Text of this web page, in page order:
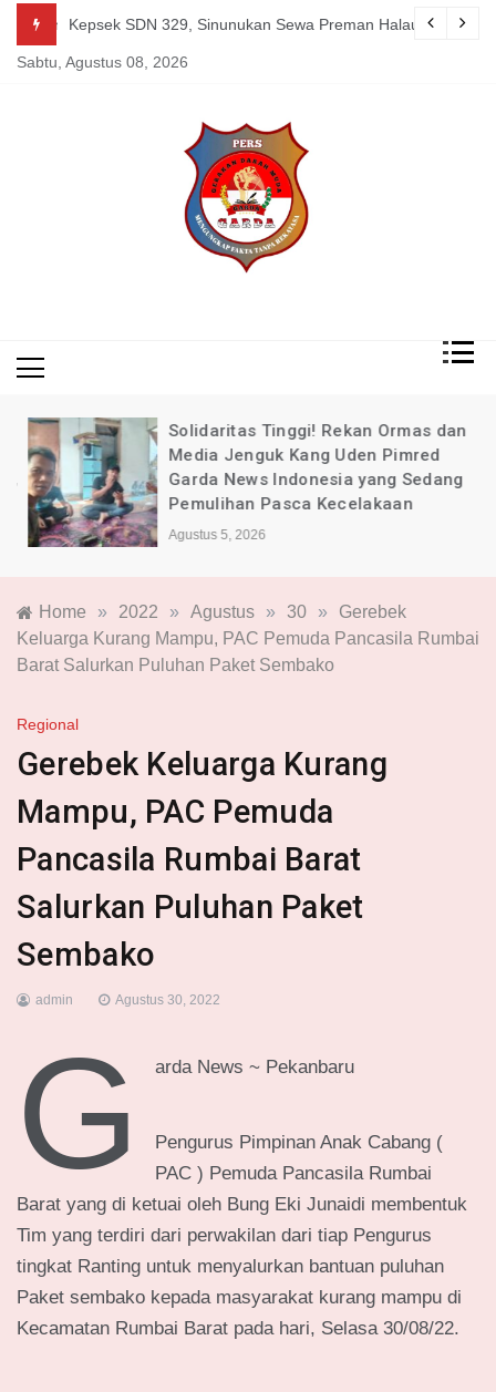
content
Bantuan Rutilahu di Tanjungmedar Agustus 07, 2026
Kepsek SDN 329, Sinunukan Sewa Preman Halau LSM
Sabtu, Agustus 08, 2026
Solidaritas Tinggi! Rekan Ormas dan
Media Jenguk Kang Uden Pimred
Garda News Indonesia yang Sedang
Pemulihan Pasca Kecelakaan
Agustus 5, 2026
Home » 2022 » Agustus » 30 »
Gerebek
Keluarga Kurang Mampu, PAC Pemuda Pancasila Rumbai
Barat Salurkan Puluhan Paket Sembako
Regional
Gerebek Keluarga Kurang
Mampu, PAC Pemuda
Pancasila Rumbai Barat
Salurkan Puluhan Paket
Sembako
admin Agustus 30, 2022
G arda News ~ Pekanbaru
Pengurus Pimpinan Anak Cabang (
PAC ) Pemuda Pancasila Rumbai
Barat yang di ketuai oleh Bung Eki Junaidi membentuk
Tim yang terdiri dari perwakilan dari tiap Pengurus
tingkat Ranting untuk menyalurkan bantuan puluhan
Paket sembako kepada masyarakat kurang mampu di
Kecamatan Rumbai Barat pada hari, Selasa 30/08/22.